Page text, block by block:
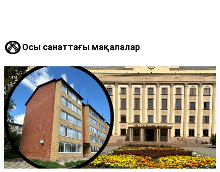
Осы санаттағы мақалалар